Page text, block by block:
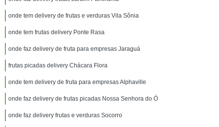
onde tem delivery de frutas e verduras Vila Sônia
onde tem frutas delivery Ponte Rasa
onde faz delivery de fruta para empresas Jaraguá
frutas picadas delivery Chácara Flora
onde tem delivery de fruta para empresas Alphaville
onde faz delivery de frutas picadas Nossa Senhora do Ó
onde faz delivery frutas e verduras Socorro